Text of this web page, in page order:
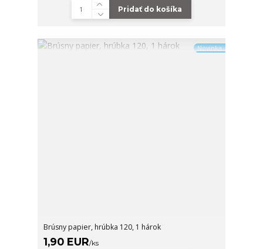
Pridať do košíka
Novinka
Brúsny papier, hrúbka 120, 1 hárok
1,90 EUR/ks